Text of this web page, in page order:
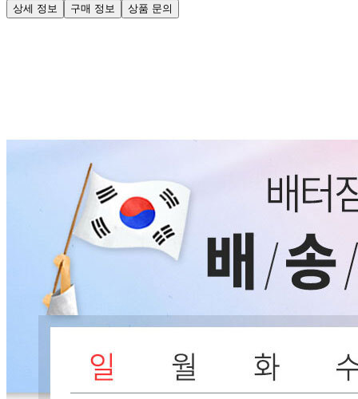
상세 정보 구매 정보 상품 문의